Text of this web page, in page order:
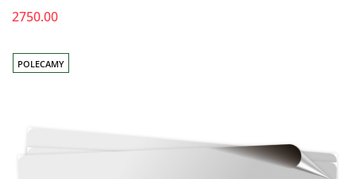
2750.00
POLECAMY